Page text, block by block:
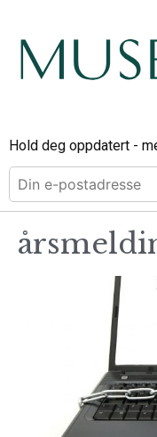
Hold deg oppdatert -